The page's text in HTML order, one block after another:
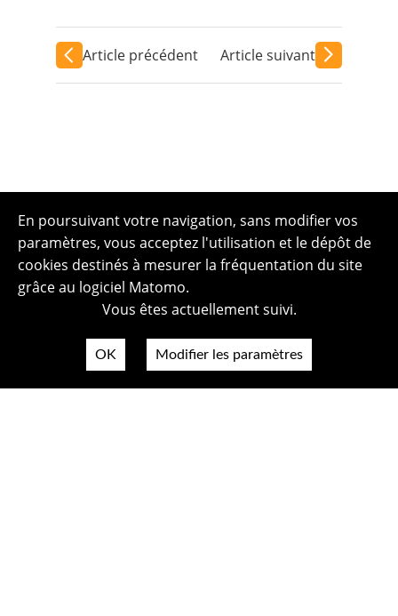
Article précédent Article suivant
En poursuivant votre navigation, sans modifier vos
paramètres, vous acceptez l'utilisation et le dépôt de
cookies destinés à mesurer la fréquentation du site
grâce au logiciel Matomo.
Vous êtes actuellement suivi.
OK Modifier les paramètres